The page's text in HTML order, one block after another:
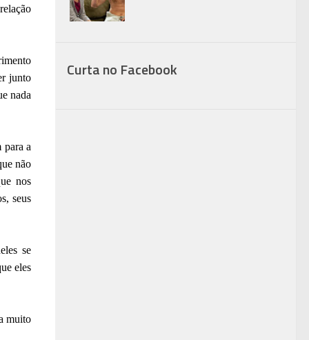
junto
nada
para a
não
nos
seus
se
eles
muito
Curta no Facebook